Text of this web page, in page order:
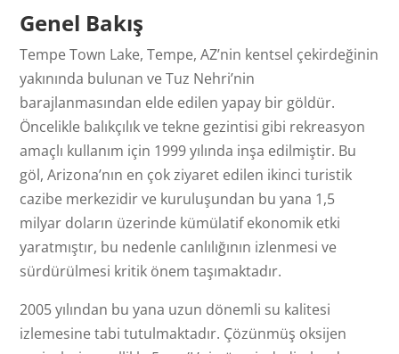
Genel Bakış
Tempe Town Lake, Tempe, AZ’nin kentsel çekirdeğinin
yakınında bulunan ve Tuz Nehri’nin
barajlanmasından elde edilen yapay bir göldür.
Öncelikle balıkçılık ve tekne gezintisi gibi rekreasyon
amaçlı kullanım için 1999 yılında inşa edilmiştir. Bu
göl, Arizona’nın en çok ziyaret edilen ikinci turistik
cazibe merkezidir ve kuruluşundan bu yana 1,5
milyar doların üzerinde kümülatif ekonomik etki
yaratmıştır, bu nedenle canlılığının izlenmesi ve
sürdürülmesi kritik önem taşımaktadır.
2005 yılından bu yana uzun dönemli su kalitesi
izlemesine tabi tutulmaktadır. Çözünmüş oksijen